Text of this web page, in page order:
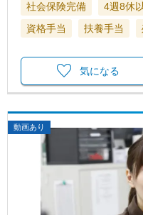
社会保険完備 4週8休
資格手当
扶養手当
気になる
動画あり